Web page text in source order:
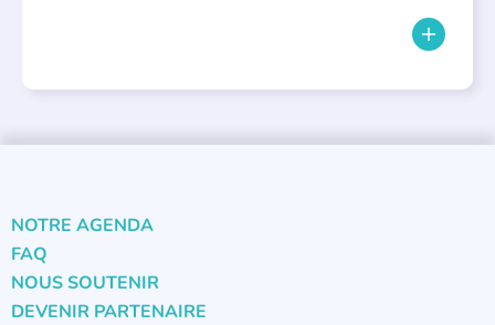
NOTRE AGENDA
FAQ
NOUS SOUTENIR
DEVENIR PARTENAIRE